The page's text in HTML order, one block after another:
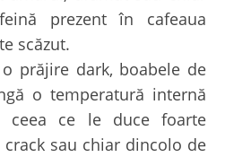
prezent în cafeaua
scăzut.
dark, boabele de
o temperatură internă
ceea ce le duce foarte
sau chiar dincolo de